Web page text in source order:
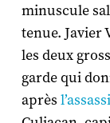
minuscule
tenue. Javier
les deux
garde qui
après